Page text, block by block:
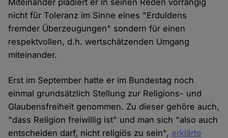
Miteinander plädiert er in seinen Reden vorrangig
nicht für Toleranz im Sinne eines "Erduldens
fremder Überzeugungen" sondern für einen
respektvollen, d.h. wertschätzenden Umgang
miteinander.
Erst im September hatte er im Bundestag noch
einmal grundsätzlich Stellung zur Religions- und
Glaubensfreiheit genommen. Zu dieser gehöre auch,
"dass Religion freiwillig ist" und man sich "also auch
entscheiden darf, nicht religiös zu sein", erklärte